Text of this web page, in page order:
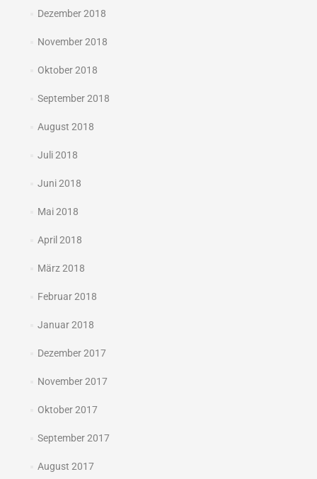
Dezember 2018
November 2018
Oktober 2018
September 2018
August 2018
Juli 2018
Juni 2018
Mai 2018
April 2018
März 2018
Februar 2018
Januar 2018
Dezember 2017
November 2017
Oktober 2017
September 2017
August 2017